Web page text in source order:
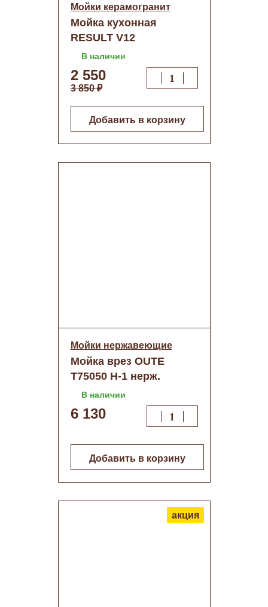
Мойки керамогранит
Мойка кухонная
RESULT V12
(Черный)+сифон
(750х510)о/н
В наличии
2 550
3 850 ₽
Добавить в корзину
Мойки нержавеющие
Мойка врез OUTE
T75050 Н-1 нерж.
графит декор 50/50
В наличии
6 130
Добавить в корзину
акция